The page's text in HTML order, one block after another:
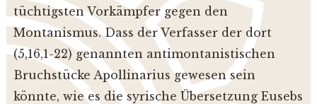
tüchtigsten Vorkämpfer gegen den
Montanismus. Dass der Verfasser der dort
(5,16,1-22) genannten antimontanistischen
Bruchstücke Apollinarius gewesen sein
könnte, wie es die syrische Übersetzung Eusebs